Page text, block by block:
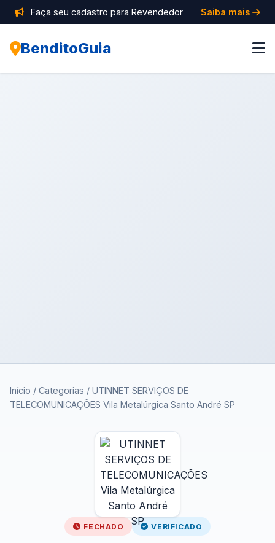
Faça seu cadastro para Revendedor Saiba mais
BenditoGuia
Início / Categorias / UTINNET SERVIÇOS DE
TELECOMUNICAÇÕES Vila Metalúrgica Santo André SP
FECHADO VERIFICADO